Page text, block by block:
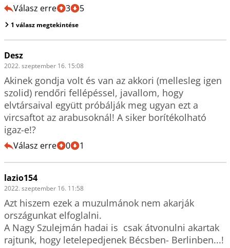
Válasz erre 3 5
1 válasz megtekintése
Desz
2022. szeptember 16. 15:08
Akinek gondja volt és van az akkori (mellesleg igen
szolid) rendőri fellépéssel, javallom, hogy
elvtársaival együtt próbálják meg ugyan ezt a
vircsaftot az arabusoknál! A siker borítékolható
igaz-e!?
Válasz erre 0 1
lazio154
2022. szeptember 16. 11:58
Azt hiszem ezek a muzulmánok nem akarják
országunkat elfoglalni.
A Nagy Szulejmán hadai is  csak átvonulni akartak
rajtunk, hogy letelepedjenek Bécsben- Berlinben...!